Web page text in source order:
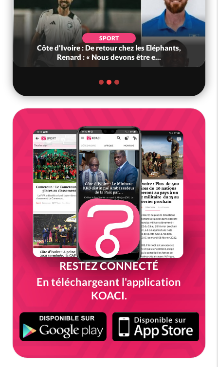
POLITIQUE
Ghana : Kenneth Adjei nommé ministre de la
Défense, Zanetor A-Rawlings à l...
RESTEZ CONNECTÉ
En téléchargeant l'application
KOACI.